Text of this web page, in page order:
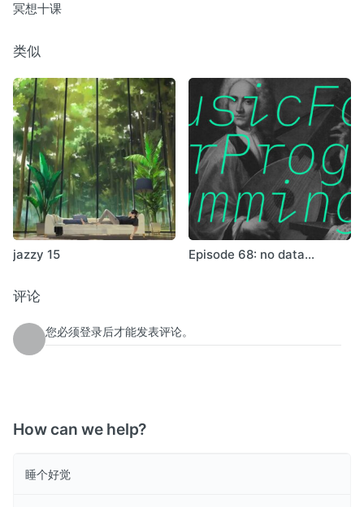
冥想十课
类似
jazzy 15
Episode 68: no data
评论
您必须登录后才能发表评论。
How can we help?
睡个好觉